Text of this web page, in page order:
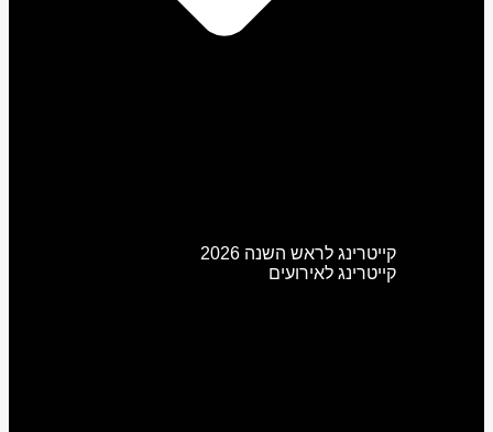
קייטרינג לראש השנה 2026
קייטרינג לאירועים